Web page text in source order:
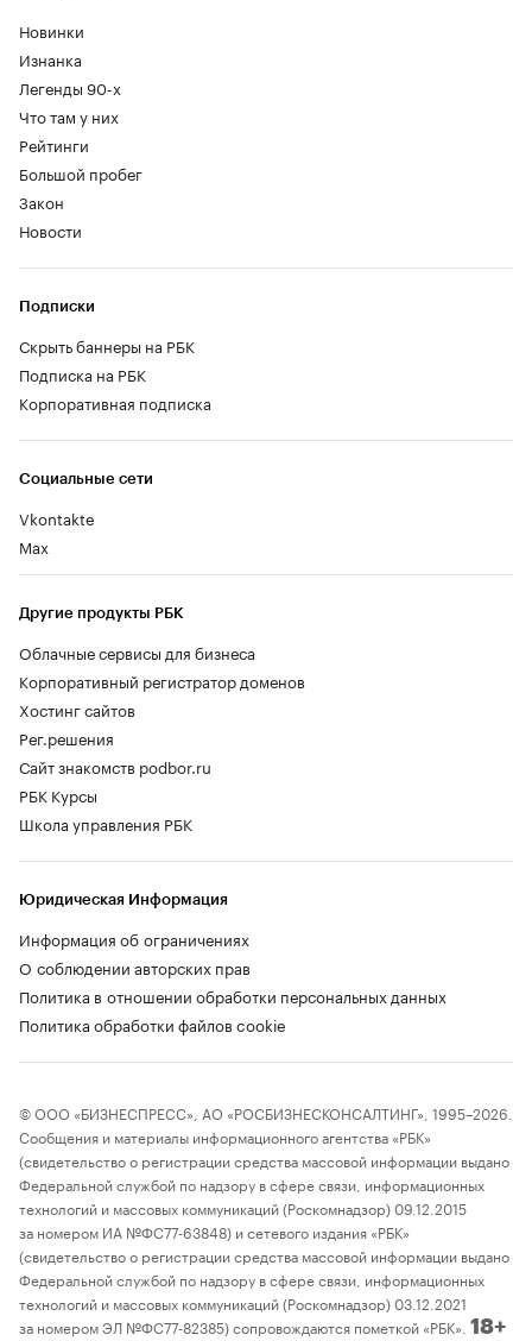
Новинки
Изнанка
Легенды 90-х
Что там у них
Рейтинги
Большой пробег
Закон
Новости
Социальные сети
Vkontakte
Max
Другие продукты РБК
Облачные сервисы для бизнеса
Корпоративный регистратор доменов
Хостинг сайтов
Рег.решения
Сайт знакомств podbor.ru
РБК Курсы
Школа управления РБК
Подписки
Скрыть баннеры на РБК
Подписка на РБК
Корпоративная подписка
Юридическая Информация
Информация об ограничениях
О соблюдении авторских прав
Политика в отношении обработки персональных данных
Политика обработки файлов cookie
© ООО «БИЗНЕСПРЕСС», АО «РОСБИЗНЕСКОНСАЛТИНГ», 1995–2026.
Сообщения и материалы информационного агентства «РБК»
(свидетельство о регистрации средства массовой информации выдано
Федеральной службой по надзору в сфере связи, информационных
технологий и массовых коммуникаций (Роскомнадзор) 09.12.2015
за номером ИА №ФС77-63848) и сетевого издания «РБК»
(свидетельство о регистрации средства массовой информации выдано
Федеральной службой по надзору в сфере связи, информационных
технологий и массовых коммуникаций (Роскомнадзор) 03.12.2021
за номером ЭЛ №ФС77-82385) сопровождаются пометкой «РБК». 18+